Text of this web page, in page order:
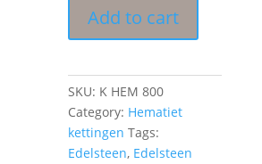
Add to cart
SKU: K HEM 800
Category: Hematiet
kettingen Tags:
Edelsteen, Edelsteen